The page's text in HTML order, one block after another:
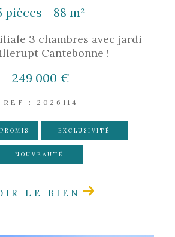
pièces - 88 m²
3 chambres avec jardi
Cantebonne !
249 000 €
REF : 2026114
EXCLUSIVITÉ
NOUVEAUTÉ
LE BIEN